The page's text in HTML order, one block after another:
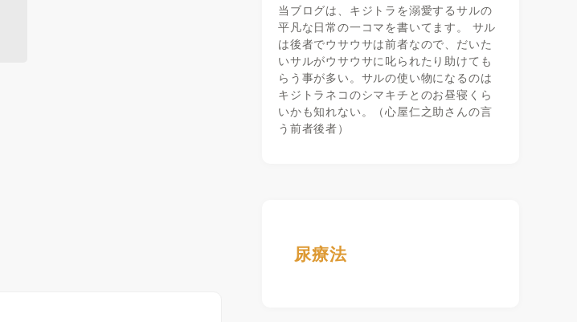
当ブログは、キジトラを溺愛するサルの
平凡な日常の一コマを書いてます。 サル
は後者でウサウサは前者なので、だいた
いサルがウサウサに叱られたり助けても
らう事が多い。サルの使い物になるのは
キジトラネコのシマキチとのお昼寝くら
いかも知れない。（心屋仁之助さんの言
う前者後者）
尿療法